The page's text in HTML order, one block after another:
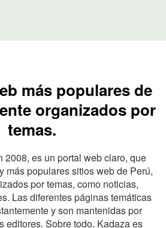
más populares de
organizados por
temas.
2008, es un portal web claro, que
más populares sitios web de Perú,
por temas, como noticias,
Las diferentes páginas temáticas
y son mantenidas por
editores. Sobre todo, Kadaza es